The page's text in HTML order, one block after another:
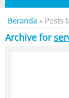
Beranda » Posts
Archive for